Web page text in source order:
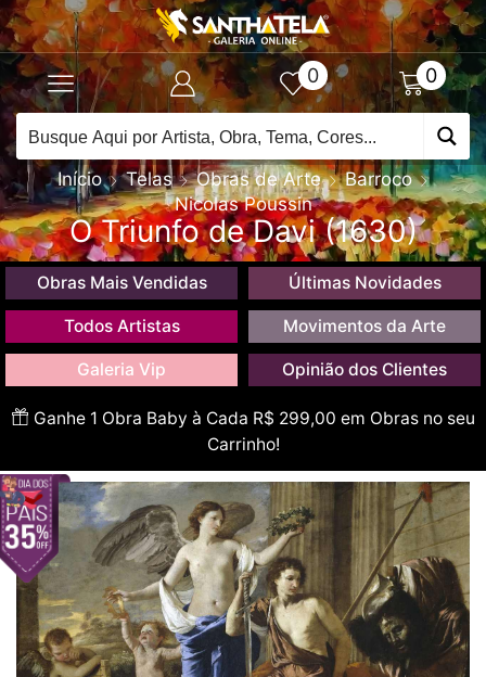
0 0
Início Telas Obras de Arte
Barroco
Nicolas Poussin
O Triunfo de Davi (1630)
Obras Mais Vendidas Últimas Novidades
Todos Artistas Movimentos da Arte
Galeria Vip Opinião dos Clientes
Ganhe 1 Obra Baby à Cada R$ 299,00 em Obras no seu
Carrinho!